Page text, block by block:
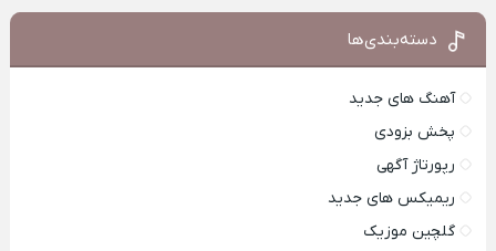
دسته‌بندی‌ها
آهنگ های جدید
پخش بزودی
رپورتاژ آگهی
ریمیکس های جدید
گلچین موزیک